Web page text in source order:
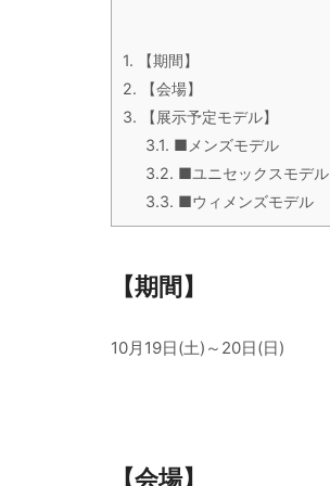
1. 【期間】
2. 【会場】
3. 【展示予定モデル】
3.1. ■メンズモデル
3.2. ■ユニセックスモデル
3.3. ■ウィメンズモデル
【期間】
10月19日(土)～20日(日)
【会場】